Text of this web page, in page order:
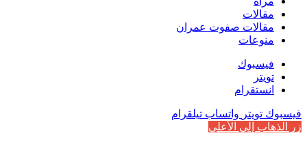
مقالات
مقالات صفوت عمران
منوعات
فيسبوك
تويتر
انستقرام
فيسبوك تويتر واتساب تيلقرام
زر الذهاب إلى الأعلى